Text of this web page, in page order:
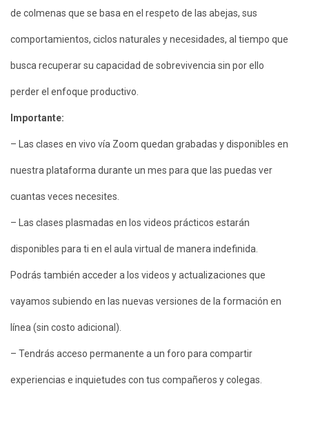
de colmenas que se basa en el respeto de las abejas, sus
comportamientos, ciclos naturales y necesidades, al tiempo que
busca recuperar su capacidad de sobrevivencia sin por ello
perder el enfoque productivo.
Importante:
– Las clases en vivo vía Zoom quedan grabadas y disponibles en
nuestra plataforma durante un mes para que las puedas ver
cuantas veces necesites.
– Las clases plasmadas en los videos prácticos estarán
disponibles para ti en el aula virtual de manera indefinida.
Podrás también acceder a los videos y actualizaciones que
vayamos subiendo en las nuevas versiones de la formación en
línea (sin costo adicional).
– Tendrás acceso permanente a un foro para compartir
experiencias e inquietudes con tus compañeros y colegas.